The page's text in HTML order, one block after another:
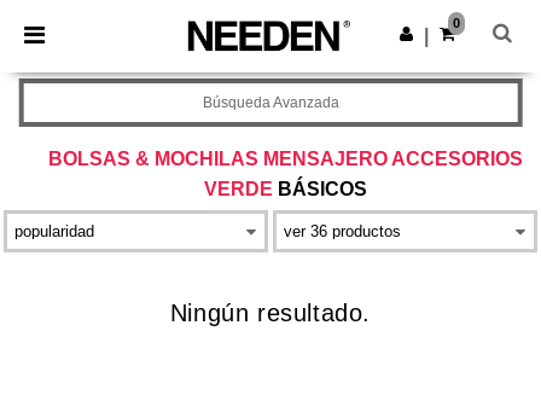
× App de Needen
¡Mejores precios en app!
Descargar app
0
BOLSAS & MOCHILAS MENSAJERO ACCESORIOS
VERDE BÁSICOS
Búsqueda Avanzada
Ningún resultado.